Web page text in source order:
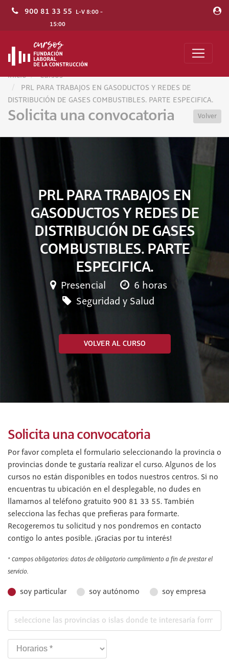
900 81 33 55 L-V 8:00 -
15:00
Inicio
Cursos
PRL PARA TRABAJOS EN GASODUCTOS Y REDES DE
DISTRIBUCIÓN DE GASES COMBUSTIBLES. PARTE ESPECIFICA.
Solicita una convocatoria Volver
PRL PARA TRABAJOS EN
GASODUCTOS Y REDES DE
DISTRIBUCIÓN DE GASES
COMBUSTIBLES. PARTE
ESPECIFICA.
Presencial
6 horas
Seguridad y Salud
VOLVER AL CURSO
Solicita una convocatoria
Por favor completa el formulario seleccionando la provincia o
provincias donde te gustaría realizar el curso. Algunos de los
cursos no están disponibles en todos nuestros centros. Si no
encuentras tu ubicación en el desplegable, no dudes en
llamarnos al teléfono gratuito 900 81 33 55. También
selecciona las fechas que prefieras para formarte.
Recogeremos tu solicitud y nos pondremos en contacto
contigo lo antes posible. ¡Gracias por tu interés!
* Campos obligatorios: datos de obligatorio cumplimiento a fin de prestar el
servicio.
soy particular soy autónomo soy empresa